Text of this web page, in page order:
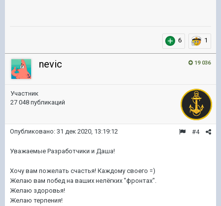
6 1
19 036
nevic
Участник
27 048 публикаций
#4
Опубликовано: 31 дек 2020, 13:19:12
Уважаемые Разработчики и Даша!
Хочу вам пожелать счастья! Каждому своего =)
Желаю вам побед на ваших нелёгких "фронтах".
Желаю здоровья!
Желаю терпения!